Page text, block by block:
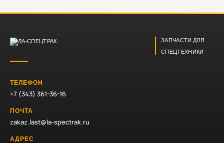
ЗАПЧАСТИ ДЛЯ
СПЕЦТЕХНИКИ
ТЕЛЕФОН
+7 (343) 361-36-16
ПОЧТА
zakaz.last@la-spectrak.ru
АДРЕС